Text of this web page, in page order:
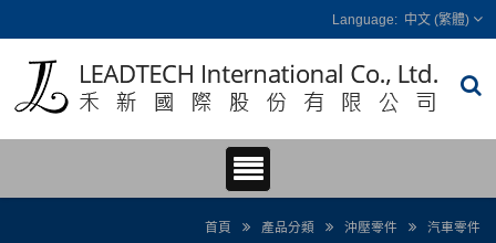
中文 (繁體)
首頁 產品分類 沖壓零件 汽車零件